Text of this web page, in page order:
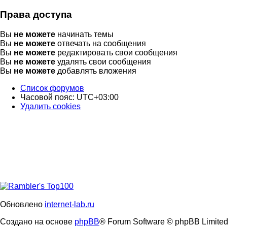
Права доступа
Вы не можете начинать темы
Вы не можете отвечать на сообщения
Вы не можете редактировать свои сообщения
Вы не можете удалять свои сообщения
Вы не можете добавлять вложения
Список форумов
Часовой пояс: UTC+03:00
Удалить cookies
Обновлено internet-lab.ru
Создано на основе phpBB® Forum Software © phpBB Limited